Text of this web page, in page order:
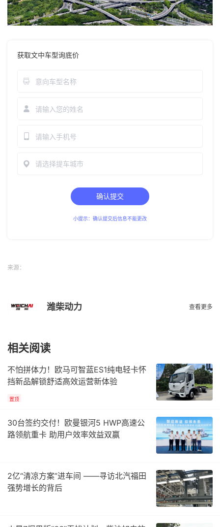
获取文中车型询底价
请选择提车城市
确认提交
小提示：确认提交后信息不能更改
来源：
潍柴动力 查看更多
相关阅读
不怕拼体力！欧马可智蓝ES1纯电轻卡怀
挡新品解锁舒适高效运营新体验
置顶
30台签约交付！欧曼银河5 HWP高速公
路领航重卡 助用户效率效益双赢
2亿“清凉方案”进车间 ——寻访北汽福田
强势增长的背后